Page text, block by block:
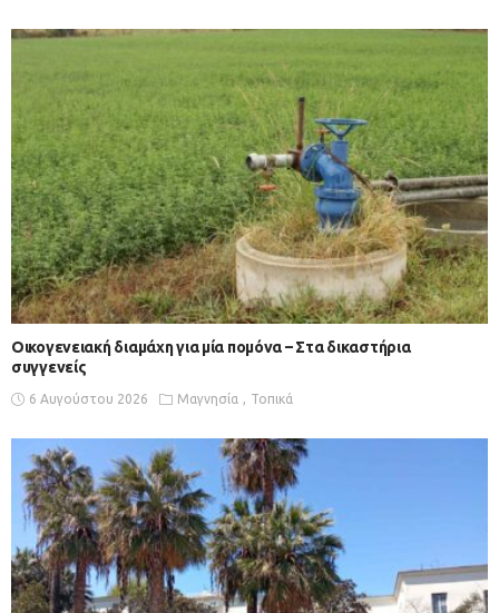
Οικογενειακή διαμάχη για μία πομόνα – Στα δικαστήρια
συγγενείς
6 Αυγούστου 2026 Μαγνησία Τοπικά